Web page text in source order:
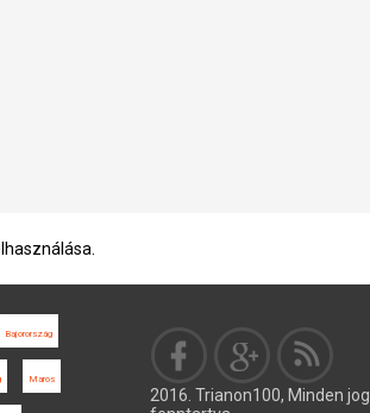
Bajorország
Maros
2016. Trianon100, Minden jog